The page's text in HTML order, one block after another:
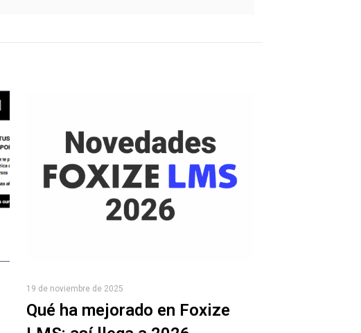
19 de noviembre de 2025
Qué ha mejorado en Foxize